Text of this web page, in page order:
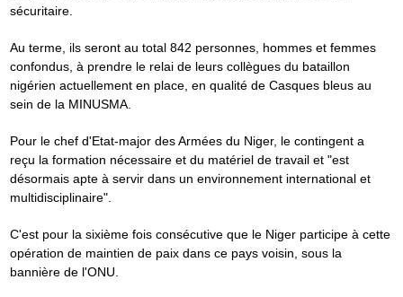
sécuritaire.
Au terme, ils seront au total 842 personnes, hommes et femmes
confondus, à prendre le relai de leurs collègues du bataillon
nigérien actuellement en place, en qualité de Casques bleus au
sein de la MINUSMA.
Pour le chef d'Etat-major des Armées du Niger, le contingent a
reçu la formation nécessaire et du matériel de travail et "est
désormais apte à servir dans un environnement international et
multidisciplinaire".
C'est pour la sixième fois consécutive que le Niger participe à cette
opération de maintien de paix dans ce pays voisin, sous la
bannière de l'ONU.